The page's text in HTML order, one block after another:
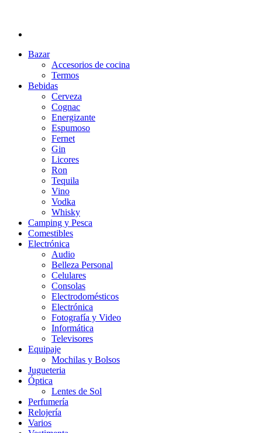
Bazar
Accesorios de cocina
Termos
Bebidas
Cerveza
Cognac
Energizante
Espumoso
Fernet
Gin
Licores
Ron
Tequila
Vino
Vodka
Whisky
Camping y Pesca
Comestibles
Electrónica
Audio
Belleza Personal
Celulares
Consolas
Electrodomésticos
Electrónica
Fotografía y Video
Informática
Televisores
Equipaje
Mochilas y Bolsos
Jugueteria
Óptica
Lentes de Sol
Perfumería
Relojería
Varios